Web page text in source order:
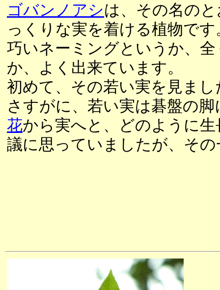
ゴバンノアシは、その名の
っくりな実を着ける植物です
巧いネーミングというか、
か、よく出来ています。
初めて、その若い実を見まし
さすがに、若い実は碁盤の
花から実へと、どのように
議に思っていましたが、そ